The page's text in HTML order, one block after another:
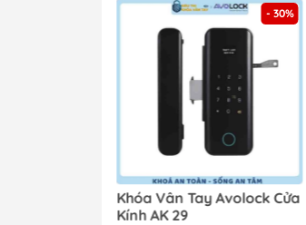
- 30%
Khóa Vân Tay Avolock Cửa
Kính AK 29